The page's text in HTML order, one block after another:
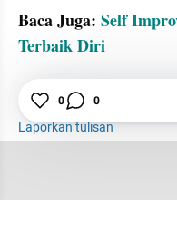
Baca Juga: Self
Terbaik Diri
Komitmen
Laporkan tulisan
0 0